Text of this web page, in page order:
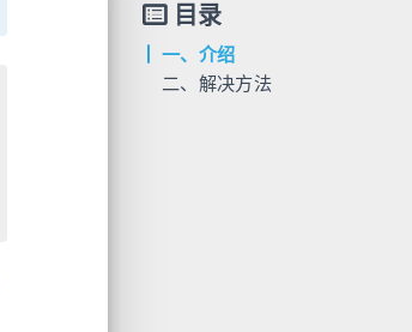
目录
一、介绍
二、解决方法